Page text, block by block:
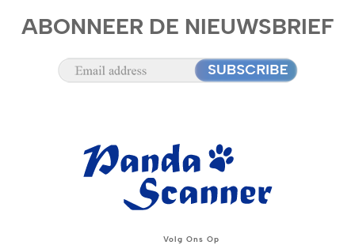
ABONNEER DE NIEUWSBRIEF
Volg Ons Op